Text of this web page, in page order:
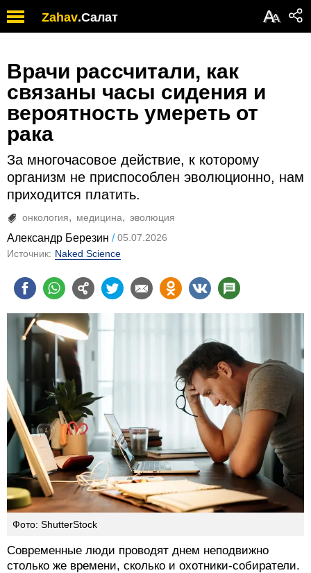
Zahav.Салат АА
Врачи рассчитали, как
связаны часы сидения и
вероятность умереть от
рака
За многочасовое действие, к которому
организм не приспособлен эволюционно, нам
приходится платить.
онкология медицина эволюция
Александр Березин
05.07.2026
Источник: Naked Science
Фото: ShutterStock
Современные люди проводят днем неподвижно
столько же времени, сколько и охотники-собиратели.